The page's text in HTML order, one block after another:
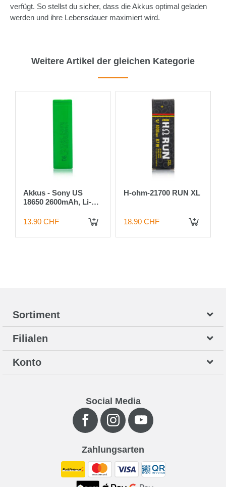
verfügt. So stellst du sicher, dass die Akkus optimal geladen
werden und ihre Lebensdauer maximiert wird.
Weitere Artikel der gleichen Kategorie
Akkus - Sony US
18650 2600mAh, Li-
13.90 CHF
H-ohm-21700 RUN XL
18.90 CHF
Sortiment
Filialen
Konto
Social Media
Zahlungsarten